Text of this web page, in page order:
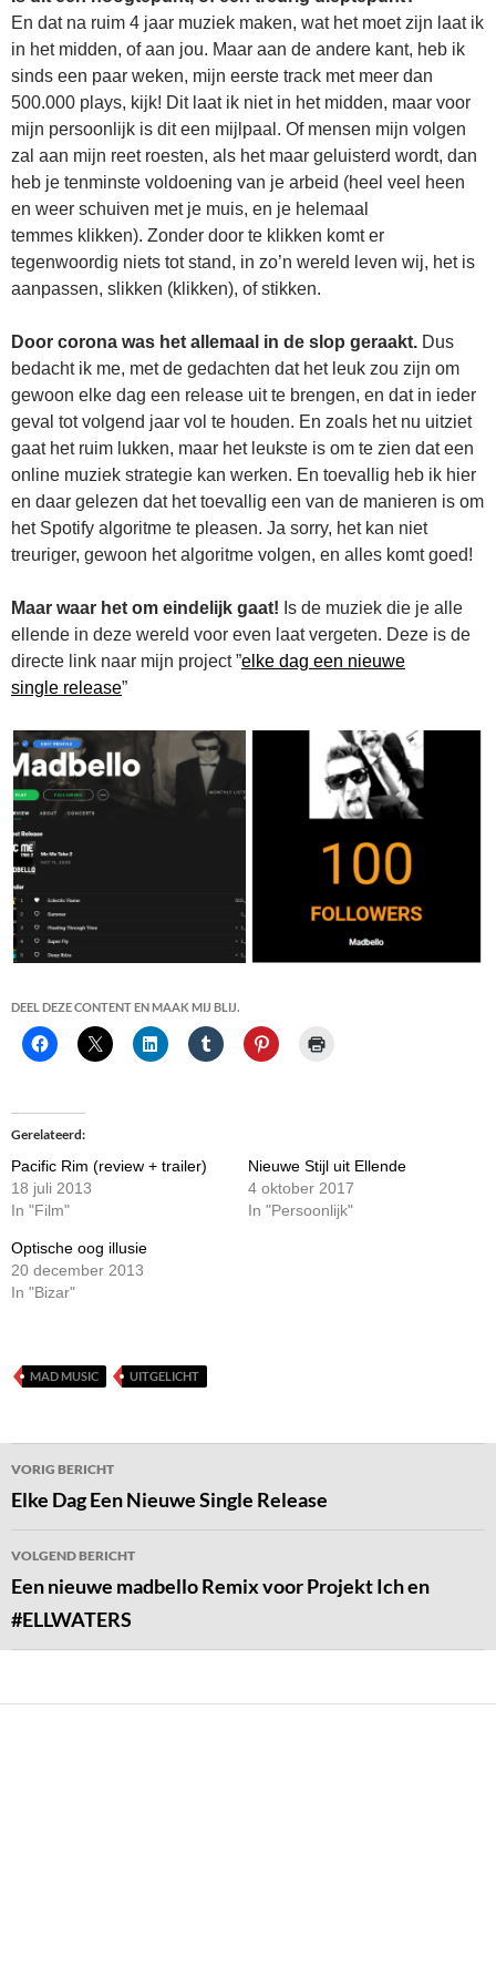
En dat na ruim 4 jaar muziek maken, wat het moet zijn laat ik
in het midden, of aan jou. Maar aan de andere kant, heb ik
sinds een paar weken, mijn eerste track met meer dan
500.000 plays, kijk! Dit laat ik niet in het midden, maar voor
mijn persoonlijk is dit een mijlpaal. Of mensen mijn volgen
zal aan mijn reet roesten, als het maar geluisterd wordt, dan
heb je tenminste voldoening van je arbeid (heel veel heen
en weer schuiven met je muis, en je helemaal
temmes klikken). Zonder door te klikken komt er
tegenwoordig niets tot stand, in zo’n wereld leven wij, het is
aanpassen, slikken (klikken), of stikken.
Door corona was het allemaal in de slop geraakt. Dus
bedacht ik me, met de gedachten dat het leuk zou zijn om
gewoon elke dag een release uit te brengen, en dat in ieder
geval tot volgend jaar vol te houden. En zoals het nu uitziet
gaat het ruim lukken, maar het leukste is om te zien dat een
online muziek strategie kan werken. En toevallig heb ik hier
en daar gelezen dat het toevallig een van de manieren is om
het Spotify algoritme te pleasen. Ja sorry, het kan niet
treuriger, gewoon het algoritme volgen, en alles komt goed!
Maar waar het om eindelijk gaat! Is de muziek die je alle
ellende in deze wereld voor even laat vergeten. Deze is de
directe link naar mijn project ”elke dag een nieuwe
single release”
DEEL DEZE CONTENT EN MAAK MIJ BLIJ.
Gerelateerd
Pacific Rim (review + trailer)
18 juli 2013
In "Film"
Nieuwe Stijl uit Ellende
4 oktober 2017
In "Persoonlijk"
Optische oog illusie
20 december 2013
In "Bizar"
MAD MUSIC UITGELICHT
Bericht
navigatie
VORIG BERICHT
Elke Dag Een Nieuwe Single Release
VOLGEND BERICHT
Een nieuwe madbello Remix voor Projekt Ich en
#ELLWATERS